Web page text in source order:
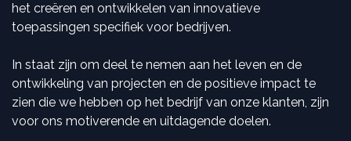
het creëren en ontwikkelen van innovatieve
toepassingen specifiek voor bedrijven.
In staat zijn om deel te nemen aan het leven en de
ontwikkeling van projecten en de positieve impact te
zien die we hebben op het bedrijf van onze klanten, zijn
voor ons motiverende en uitdagende doelen.